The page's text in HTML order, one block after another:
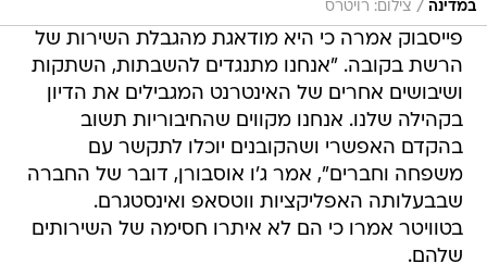
במדינה / צילום: רויטרס
פייסבוק אמרה כי היא מודאגת מהגבלת השירות של
הרשת בקובה. "אנחנו מתנגדים להשבתות, השתקות
ושיבושים אחרים של האינטרנט המגבילים את הדיון
בקהילה שלנו. אנחנו מקווים שהחיבוריות תשוב
בהקדם האפשרי ושהקובנים יוכלו לתקשר עם
משפחה וחברים", אמר ג'ו אוסבורן, דובר של החברה
שבבעלותה האפליקציות ווטסאפ ואינסטגרם.
בטוויטר אמרו כי הם לא איתרו חסימה של השירותים
שלהם.